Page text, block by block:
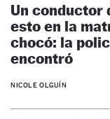
Un conductor
esto en la
chocó: la
encontró
NICOLE OLGUÍN